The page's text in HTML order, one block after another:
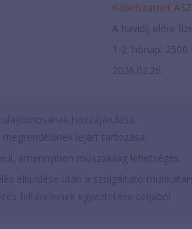
Kábelszatnet
A havidíj előre
1-2. hónap:
2026.02.26.